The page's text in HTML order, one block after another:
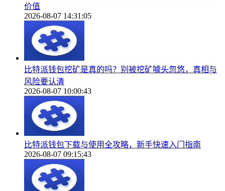
价值
2026-08-07 14:31:05
比特派钱包挖矿是真的吗？别被挖矿噱头忽悠，真相与
风险要认清
2026-08-07 10:00:43
比特派钱包下载与使用全攻略，新手快速入门指南
2026-08-07 09:15:43